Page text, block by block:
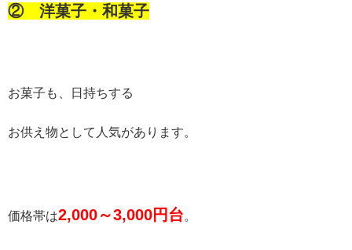
② 洋菓子・和菓子
お菓子も、日持ちする
お供え物として人気があります。
価格帯は2,000～3,000円台。